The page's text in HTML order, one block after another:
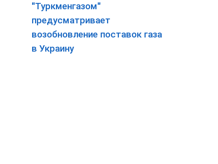
"Туркменгазом"
предусматривает
возобновление поставок газа
в Украину